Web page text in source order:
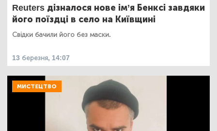
Reuters дізналося нове ім’я Бенксі завдяки
його поїздці в село на Київщині
Свідки бачили його без маски.
13 березня, 14:07
МИСТЕЦТВО